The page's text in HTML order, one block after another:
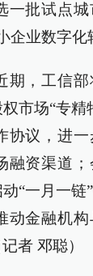
一批试点
企业数字化
期，工信
市场“专精
协议，进
融资渠道
“一月一链
动金融机
者 邓聪）